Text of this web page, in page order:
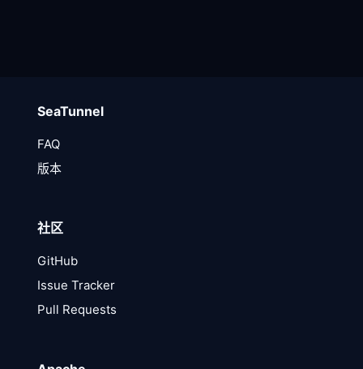
SeaTunnel
FAQ
版本
社区
GitHub
Issue Tracker
Pull Requests